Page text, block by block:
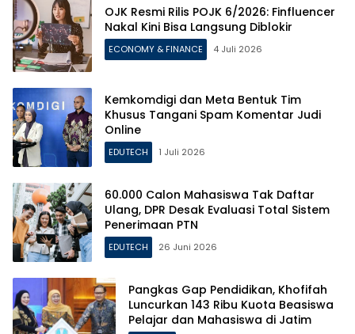
OJK Resmi Rilis POJK 6/2026: Finfluencer
Nakal Kini Bisa Langsung Diblokir
ECONOMY & FINANCE 4 Juli 2026
Kemkomdigi dan Meta Bentuk Tim
Khusus Tangani Spam Komentar Judi
Online
EDUTECH 1 Juli 2026
60.000 Calon Mahasiswa Tak Daftar
Ulang, DPR Desak Evaluasi Total Sistem
Penerimaan PTN
EDUTECH 26 Juni 2026
Pangkas Gap Pendidikan, Khofifah
Luncurkan 143 Ribu Kuota Beasiswa
Pelajar dan Mahasiswa di Jatim